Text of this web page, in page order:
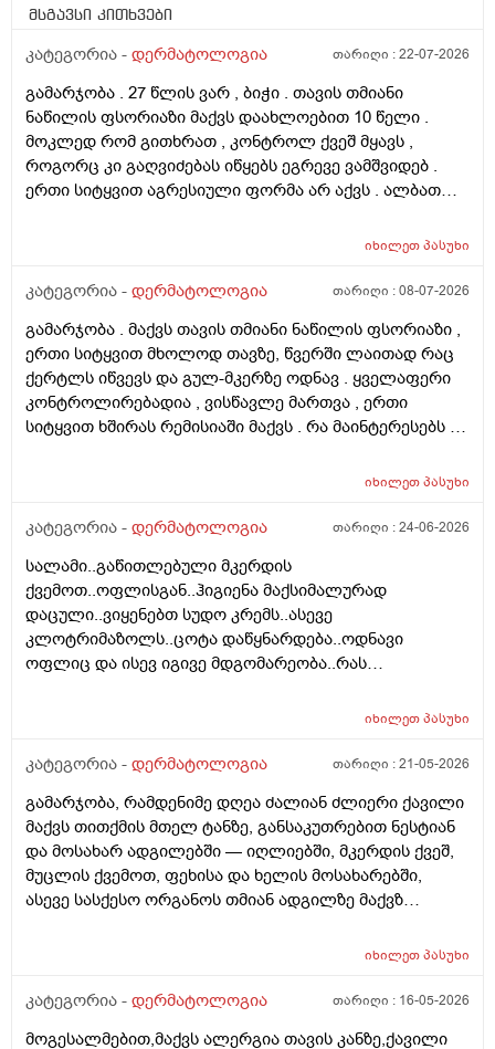
მსგავსი კითხვები
კატეგორია - დერმატოლოგია თარიღი :22-07-2026
გამარჯობა . 27 წლის ვარ , ბიჭი . თავის თმიანი
ნაწილის ფსორიაზი მაქვს დაახლოებით 10 წელი .
მოკლედ რომ გითხრათ , კონტროლ ქვეშ მყავს ,
როგორც კი გაღვიძებას იწყებს ეგრევე ვამშვიდებ .
ერთი სიტყვით აგრესიული ფორმა არ აქვს . ალბათ
ასაკი და გენეტიკა , ზუსტად ვერ გეტყვით მაგრამ
შუბლის ხაზიც გადაწეულია უკვე აშკარად . ჩემი
ჩამატება და გახშირება , თუ არის მიზანშეწონილი და
გამართლებილი სკალპის ფსორიაზის დროს ? არ
მინდა რომ ამ პროცედურებმა კიდევ უფრო
გამიღიანოს . თუ გააგრძელებს იმავე ფორმით
არსებობას თანახმა ვარ ერთი სიტყით . მოკლედ
ფსორიაზის დროს და არის თუ არა პრაქტიკაში ვინც
გაღიზიანებულა კიდე უფრო . მადლონა წინასწარ !
იხილეთპასუხი
კატეგორია - დერმატოლოგია თარიღი :08-07-2026
გამარჯობა . მაქვს თავის თმიანი ნაწილის ფსორიაზი ,
ერთი სიტყვით მხოლოდ თავზე, წვერში ლაითად რაც
ქერტლს იწვევს და გულ-მკერზე ოდნავ . ყველაფერი
კონტროლირებადია , ვისწავლე მართვა , ერთი
სიტყვით ხშირას რემისიაში მაქვს . რა მაინტერესებს -
კისერი , ყელი , მუცელი , საჯდომი , ხელი , ფეხი და ა.შ
და ყელზე და დაახლოებით 2 წელია გავწყვიტე ,
ვარ . ვიღაცამ მითხრა შესაძლოა ეპილაციამ
გააღიაზიანოს და მანდაც გამოვიდესო , შიშმა ამიტანა
. სხვადასხვა ვერსია მესმის , ზოგი ამბობს არანაირი
ახალი კერების გაჩენა , ზოგიც კი პირიქით . იქნებ
თქვენ მითხრათ ღირს გაგრძელება ? რისკი
იხილეთპასუხი
კატეგორია - დერმატოლოგია თარიღი :24-06-2026
სალამი..გაწითლებული მკერდის
ქვემოთ..ოფლისგან..ჰიგიენა მაქსიმალურად
დაცული..ვიყენებთ სუდო კრემს..ასევე
კლოტრიმაზოლს..ცოტა დაწყნარდება..ოდნავი
ოფლიც და ისევ იგივე მდგომარეობა..რას
იხილეთპასუხი
კატეგორია - დერმატოლოგია თარიღი :21-05-2026
გამარჯობა, რამდენიმე დღეა ძალიან ძლიერი ქავილი
მაქვს თითქმის მთელ ტანზე, განსაკუთრებით ნესტიან
და მოსახარ ადგილებში — იღლიებში, მკერდის ქვეშ,
მუცლის ქვემოთ, ფეხისა და ხელის მოსახარებში,
ასევე სასქესო ორგანოს თმიან ადგილზე მაქვზ
გაღიზიანება თავზე და ყურებში. ქავილი ზოგჯერ
მაინტერესებს, რისი ბრალი შეიძლება იყოს და რას
იხილეთპასუხი
კატეგორია - დერმატოლოგია თარიღი : 16-05-2026
მოგესალმებით,მაქვს ალერგია თავის კანზე,ქავილი